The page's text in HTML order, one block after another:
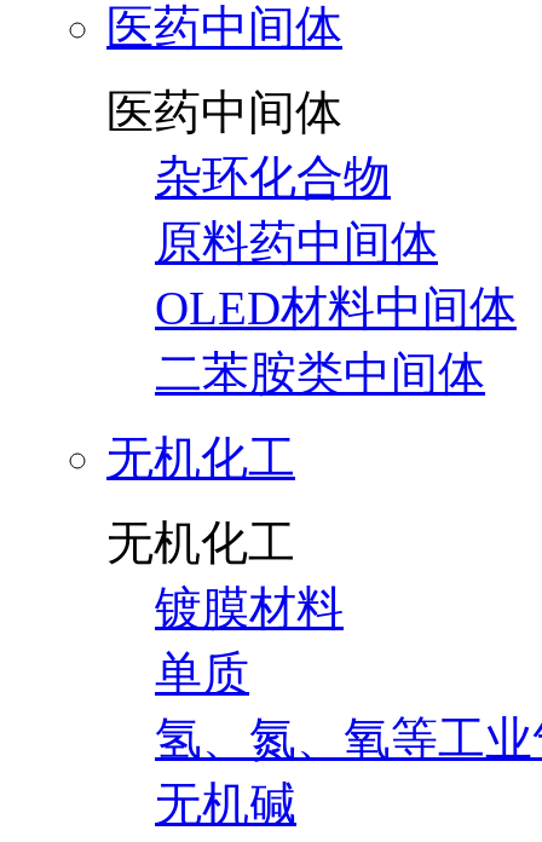
医药中间体
医药中间体
杂环化合物
原料药中间体
OLED材料中间体
二苯胺类中间体
无机化工
无机化工
镀膜材料
单质
氢、氮、氧等工
无机碱